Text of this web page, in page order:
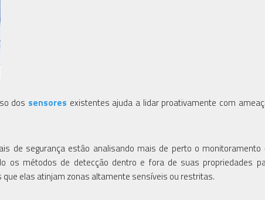
dos sensores existentes ajuda a lidar proativamente com
de segurança estão analisando mais de perto o monitoramento
os métodos de detecção dentro e fora de suas propriedades
elas atinjam zonas altamente sensíveis ou restritas.